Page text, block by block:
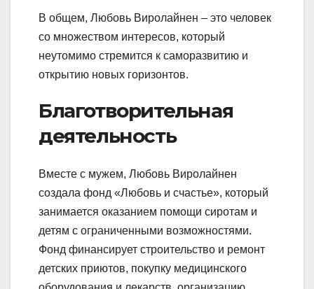
В общем, Любовь Виролайнен – это человек
со множеством интересов, который
неутомимо стремится к саморазвитию и
открытию новых горизонтов.
Благотворительная
деятельность
Вместе с мужем, Любовь Виролайнен
создала фонд «Любовь и счастье», который
занимается оказанием помощи сиротам и
детям с ограниченными возможностями.
Фонд финансирует строительство и ремонт
детских приютов, покупку медицинского